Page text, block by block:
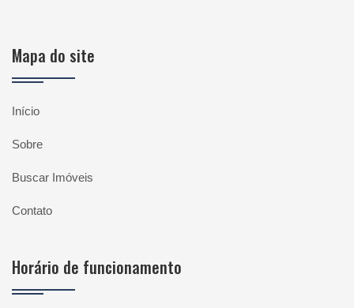
Mapa do site
Início
Sobre
Buscar Imóveis
Contato
Horário de funcionamento